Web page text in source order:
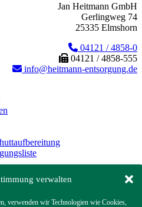
verwalten
verwenden wir Technologien wie Cookies,
Jan Heitmann GmbH
Gerlingweg 74
25335 Elmshorn
04121 / 4858-0
04121 / 4858-555
info@heitmann-entsorgung.de